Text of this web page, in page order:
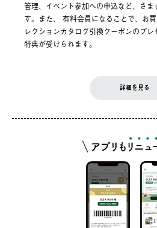
管理、イベント参加への申込など、さま
す。また、 有料会員になることで、お
レクションカタログ引換クーポンのプ
特典が受けられます。
詳細を見る